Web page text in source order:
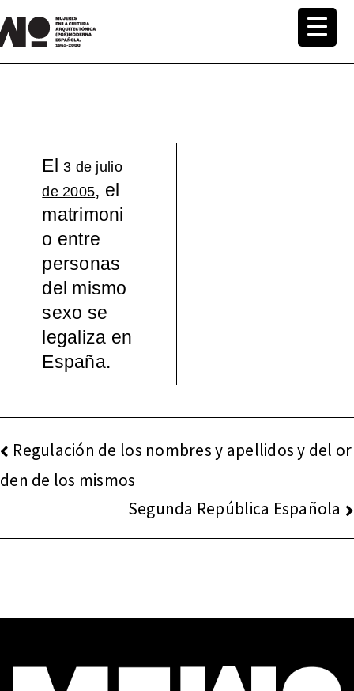
al
MuWo –
español
a, 1965-
2000
El3 de julio
de 2005, el
matrimoni
o entre
personas
del mismo
sexo se
legaliza en
España.
NAVEGACIÓN
DE
ENTRADAS
Regulación de los nombres y apellidos y del or
den de los mismos
Segunda República Española